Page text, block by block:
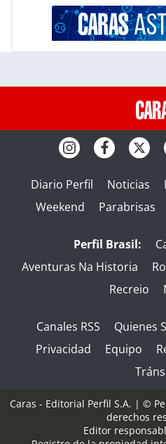
Diario Perfil Noticias
Weekend
Parabrisas
Perfil Brasil:
Aventuras Na Historia
Recreio
Canales RSS Quienes
Privacidad
Equipo
Caras - Editorial Perfil S.A. | ©
derechos
Editor